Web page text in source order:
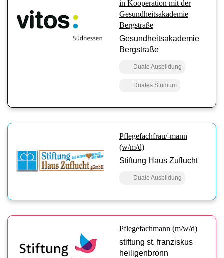
in Kooperation mit der
Gesundheitsakademie
Bergstraße
Gesundheitsakademie
Bergstraße
Duale Ausbildung
Duales Studium
Pflegefachfrau/-mann
(w/m/d)
Stiftung Haus Zuflucht
Duale Ausbildung
Pflegefachmann (m/w/d)
stiftung st. franziskus
heiligenbronn